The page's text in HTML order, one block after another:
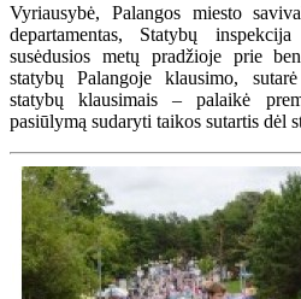
Vyriausybė, Palangos miesto
departamentas, Statybų
susėdusios metų pradžioje prie
statybų Palangoje klausimo,
statybų klausimais – palaikė
pasiūlymą sudaryti taikos sutartis dėl